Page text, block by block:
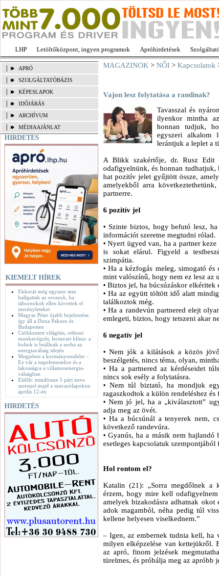
LHP Letöltőközpont, ingyen programok Apróhirdetések
APRÓ
SZOLGÁLTATÓBÁZIS
KÉPESLAPOK
IDŐJÁRÁS
ARCHÍVUM
MÉDIAAJÁNLAT
HIRDETÉS
KIEMELT HÍREK
Ekkorát még egyszer sem
hallgattak az oroszok, ha
tábornokok ellen követtek el
merényleteket
Magyar Péter újabb bejelentése:
így áll a Duna Pakson és
Budapesten
Csökkentett világítás, otthoni
munkavégzés, lecsavart klíma: a
boltok is beállnak a sorba az
energiaválság idején
Megjelent a kormányrendelet –
Ez vár a napelemesekre és a
lakosságra a villamosenergia-
válságban
Eldőlt: mindössze 5 párt neve
szerepel majd a szavazólapokon
április 12-én
HIRDETÉS
MAGAZINOK > NŐI > Kapcsolatok
Vajon lesz folytatása a randinak?
Tavasszal és
ilyenkor mintha
honnan tudjuk,
egyszeri alkalom
lerántjuk a leplet a
A Blikk szakértője, dr. Rusz Edit
odafigyelnünk, és honnan tudhatjuk,
hat pozitív jelet gyűjtött össze,
amelyekből arra
partnerre.
6 pozitív jel
• Szinte biztos, hogy befutó lesz,
információt szeretne megtudni rólad.
• Nyert ügyed van, ha a partner
is sokat elárul. Figyeld a
szimpátia.
• Ha a kézfogás meleg, simogató
mint valószínű, hogy nem ez lesz az
• Biztos jel, ha búcsúzáskor elkéritek
• Ha az együtt töltött idő alatt
találkoztok még.
• Ha a randevún partnered elejt
emlegeti, biztos, hogy tetszeni akar
6 negatív jel
• Nem jók a kilátások a közös
beszélgetés, nincs téma, olyan,
• Ha a partnered az kérdéseidet
nincs sok esély a folytatásra.
• Nem túl biztató, ha mondjuk
ragaszkodtok a külön rendeléshez és
• Nem jó jel, ha a „kiválasztott”
adja meg az övét.
• Ha a búcsúnál a tenyerek nem,
következő randevúra.
• Gyanús, ha a másik nem hajlandó
esetleges kapcsolatuk
Hol rontom el?
Katalin (21): „Sorra megdőlnek a
érzem, hogy mire kell
amelyek bizakodásra adhatnak
adok magamból, néha pedig túl
kellene helyesen viselkednem.”
– Igen, az embernek tudnia kell,
milyen elképzelése van kettejükről.
az apró, finom jelzések
türelmes, és próbálja meg az